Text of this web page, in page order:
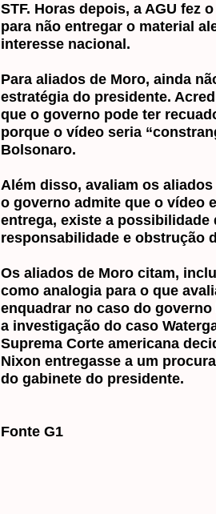
STF. Horas depois, a AGU fez
para não entregar o material
interesse nacional.
Para aliados de Moro, ainda
estratégia do presidente.
que o governo pode ter
porque o vídeo seria
Bolsonaro.
Além disso, avaliam os
o governo admite que o vídeo
entrega, existe a possibilidade
responsabilidade e obstrução
Os aliados de Moro citam,
como analogia para o que
enquadrar no caso do
a investigação do caso
Suprema Corte americana
Nixon entregasse a um
do gabinete do presidente.
Fonte G1